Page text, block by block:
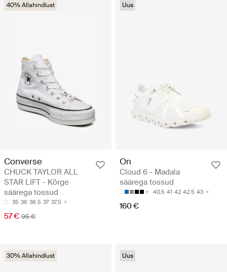
40% Allahindlust
Converse
CHUCK TAYLOR ALL
STAR LIFT - Kõrge
säärega tossud
35 36 36.5 37 37.5
57 € 95 €
Uus
On
Cloud 6 - Madala
säärega tossud
40.5 41 42 42.5 43
160 €
30% Allahindlust Uus